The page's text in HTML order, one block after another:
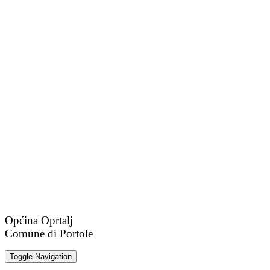
Općina Oprtalj
Comune di Portole
Toggle Navigation